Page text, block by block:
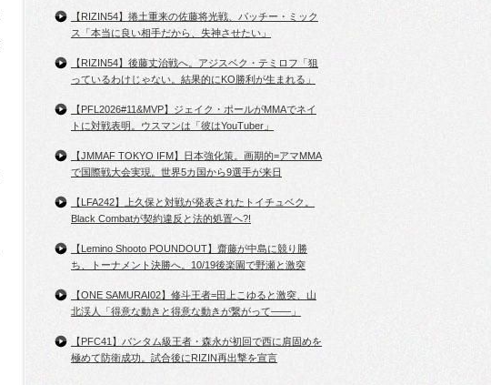
【RIZIN54】捲土重来の佐藤将光戦、パッチー・ミック
ス「本当に良い相手だから、失神させたい」
【RIZIN54】後藤丈治戦へ。アジスベク・テミロフ「狙
っているわけじゃない。結果的にKO勝利が生まれる」
【PFL2026#11&MVP】ジェイク・ポールがMMAでネイ
トに対戦表明。ウスマンは「彼はYouTuber」
【JMMAF TOKYO IFM】日本強化策。画期的=アマMMA
で国際戦大会実現。世界5カ国から9選手が来日
【LFA242】上久保と対戦が発表されたトイチュベク。
Black Combatが契約違反と法的処置へ?!
【Lemino Shooto POUNDOUT】齋藤が中島に競り勝
ち、トーナメント決勝へ。10/19後楽園で野瀬と激突
【ONE SAMURAI02】修斗王者=田上こゆると激突、山
北渓人「得意な動きと得意な動きが繋がって――」
【PFC41】バンタム級王者・森永が初回で西に肩固めを
極めて防衛成功。試合後にRIZIN再出撃を宣言